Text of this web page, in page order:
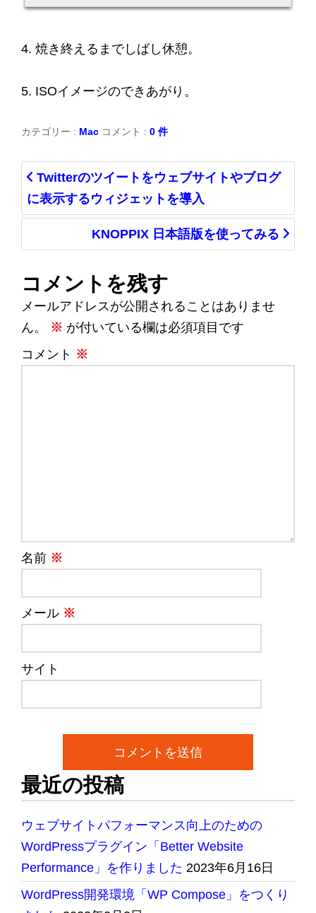
4. 焼き終えるまでしばし休憩。
5. ISOイメージのできあがり。
カテゴリー : Mac コメント : 0 件
Twitterのツイートをウェブサイトやブログ
に表示するウィジェットを導入
KNOPPIX 日本語版を使ってみる
コメントを残す
メールアドレスが公開されることはありませ
ん。
※ が付いている欄は必須項目です
コメント ※
名前 ※
メール ※
サイト
最近の投稿
ウェブサイトパフォーマンス向上のための
WordPressプラグイン「Better Website
Performance」を作りました 2023年6月16日
WordPress開発環境「WP Compose」をつくり